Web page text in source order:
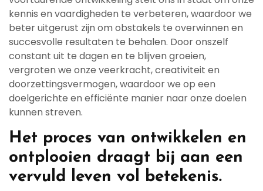
kennis en vaardigheden te verbeteren, waardoor we
beter uitgerust zijn om obstakels te overwinnen en
succesvolle resultaten te behalen. Door onszelf
constant uit te dagen en te blijven groeien,
vergroten we onze veerkracht, creativiteit en
doorzettingsvermogen, waardoor we op een
doelgerichte en efficiënte manier naar onze doelen
kunnen streven.
Het proces van ontwikkelen en
ontplooien draagt bij aan een
vervuld leven vol betekenis.